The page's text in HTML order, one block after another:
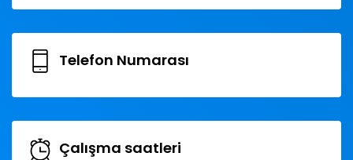
Telefon Numarası
Çalışma saatleri